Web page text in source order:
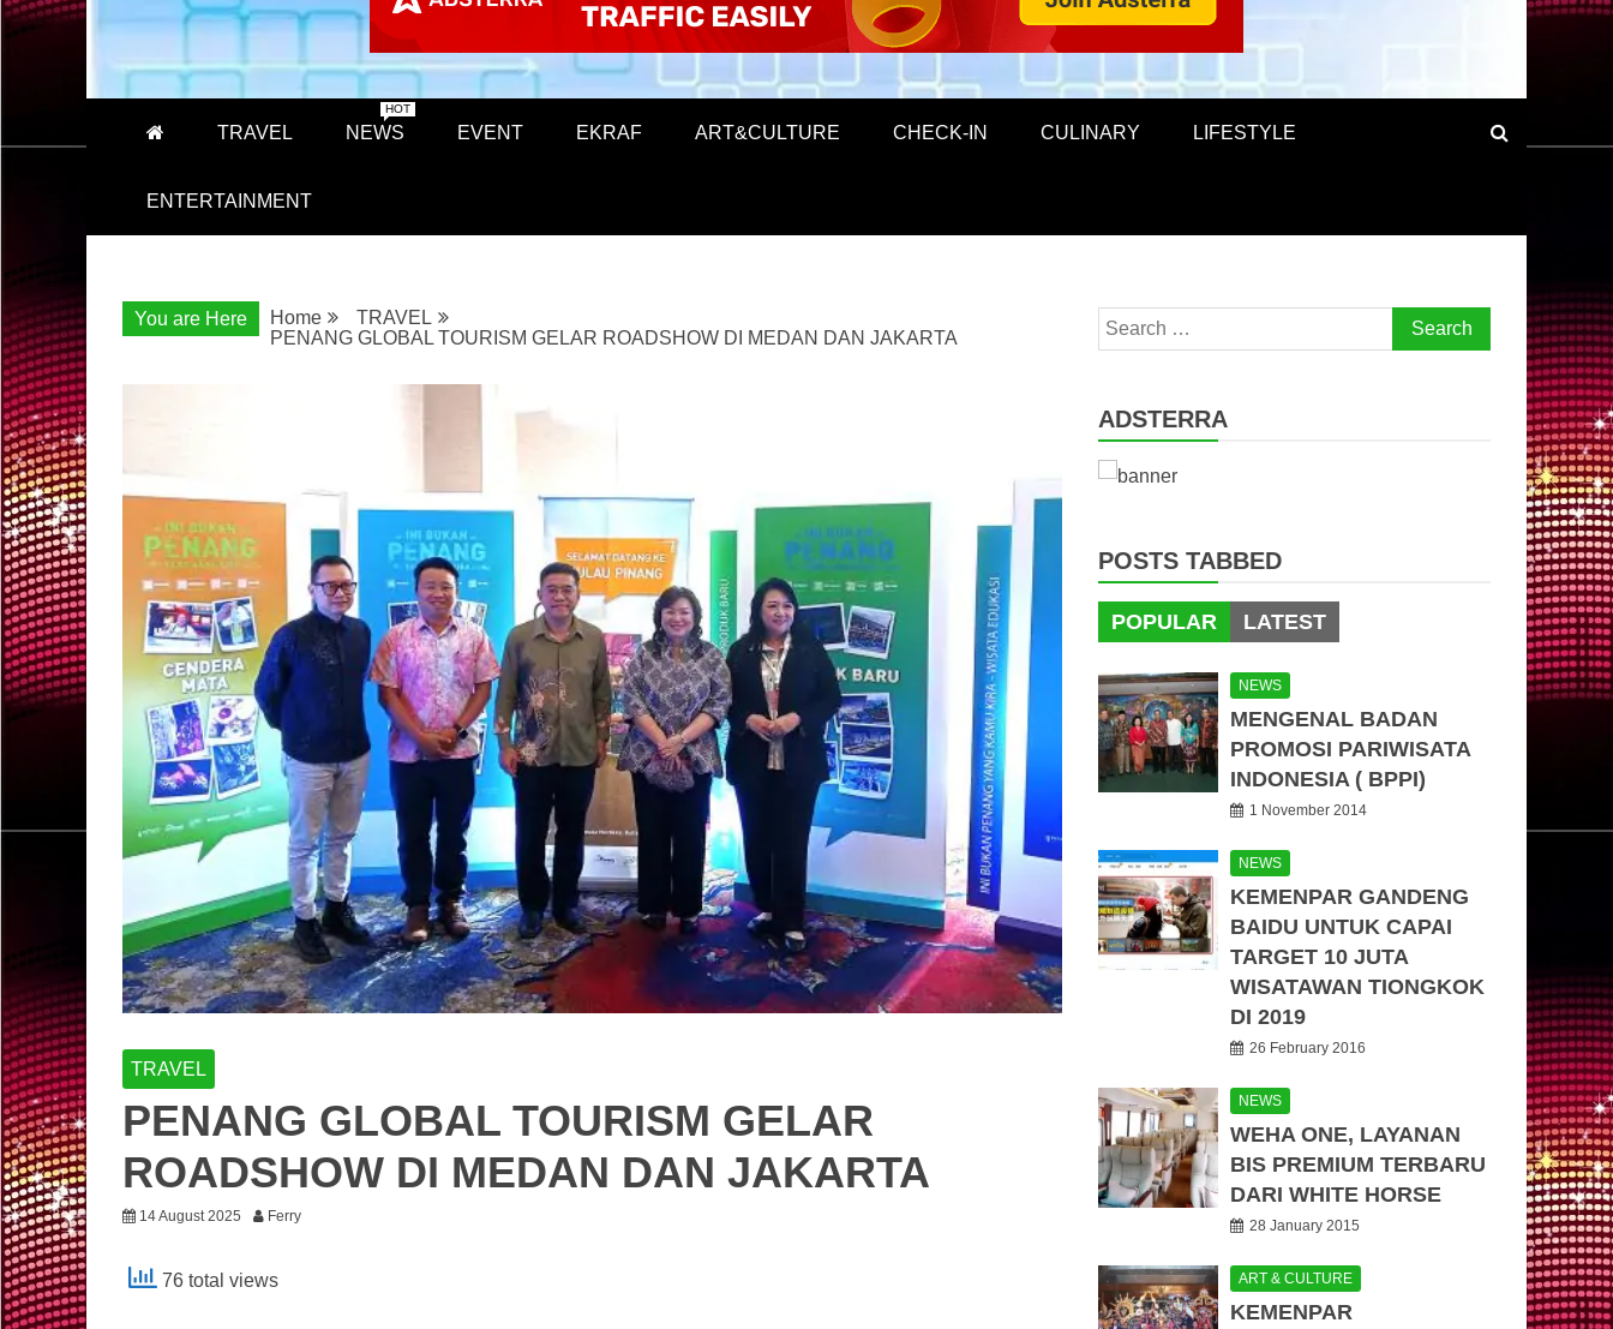
TRAVEL NEWS
HOT
EVENT EKRAF ART&CULTURE CHECK-IN CULINARY LIFESTYLE
ENTERTAINMENT
You are Here Home
TRAVEL
PENANG GLOBAL TOURISM GELAR ROADSHOW DI MEDAN DAN JAKARTA
TRAVEL
PENANG GLOBAL TOURISM GELAR
ROADSHOW DI MEDAN DAN JAKARTA
14 August 2025 Ferry
76 total views
Search
for:
ADSTERRA
POSTS TABBED
POPULAR LATEST
NEWS
MENGENAL BADAN
PROMOSI PARIWISATA
INDONESIA ( BPPI)
1 November 2014
NEWS
KEMENPAR GANDENG
BAIDU UNTUK CAPAI
TARGET 10 JUTA
WISATAWAN TIONGKOK
DI 2019
26 February 2016
NEWS
WEHA ONE, LAYANAN
BIS PREMIUM TERBARU
DARI WHITE HORSE
28 January 2015
ART & CULTURE
KEMENPAR